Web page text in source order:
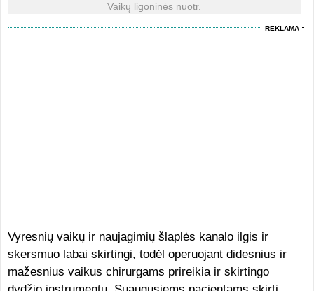
Vaikų ligoninės nuotr.
REKLAMA
Vyresnių vaikų ir naujagimių šlaplės kanalo ilgis ir
skersmuo labai skirtingi, todėl operuojant didesnius ir
mažesnius vaikus chirurgams prireikia ir skirtingo